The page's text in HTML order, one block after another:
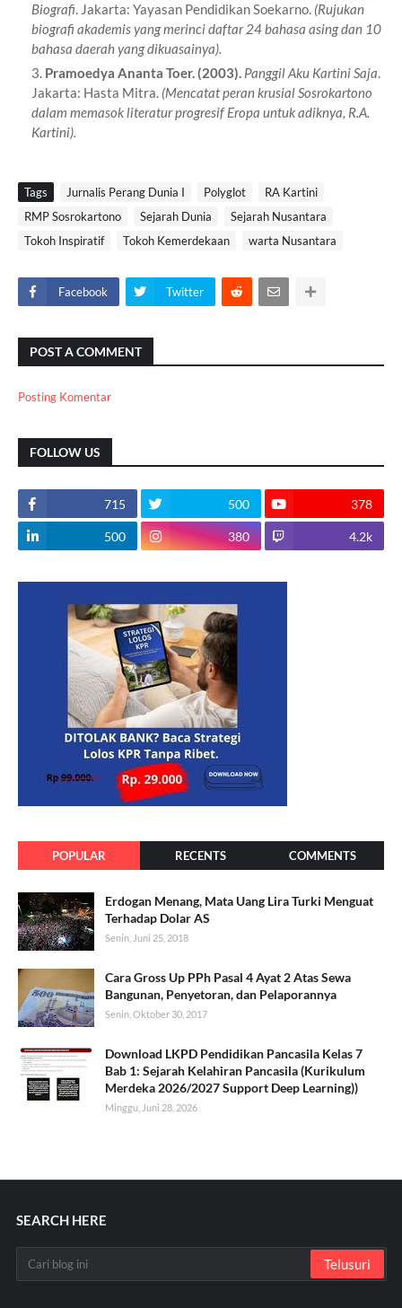
Biografi. Jakarta: Yayasan Pendidikan Soekarno. (Rujukan
biografi akademis yang merinci daftar 24 bahasa asing dan 10
bahasa daerah yang dikuasainya).
Pramoedya Ananta Toer.(2003). Panggil Aku Kartini Saja.
Jakarta: Hasta Mitra. (Mencatat peran krusial Sosrokartono
dalam memasok literatur progresif Eropa untuk adiknya, R.A.
Kartini).
Tags Jurnalis Perang Dunia I Polyglot
RA Kartini
RMP Sosrokartono
Sejarah Dunia
Sejarah Nusantara
Tokoh Inspiratif
Tokoh Kemerdekaan warta Nusantara
Facebook Twitter
POST A COMMENT
Posting Komentar
FOLLOW US
715 500 378
500 380 4.2k
POPULAR RECENTS COMMENTS
Erdogan Menang, Mata Uang Lira Turki Menguat
Terhadap Dolar AS
Senin, Juni 25, 2018
Cara Gross Up PPh Pasal 4 Ayat 2 Atas Sewa
Bangunan, Penyetoran, dan Pelaporannya
Senin, Oktober 30, 2017
Download LKPD Pendidikan Pancasila Kelas 7
Bab 1: Sejarah Kelahiran Pancasila (Kurikulum
Merdeka 2026/2027 Support Deep Learning))
Minggu, Juni 28, 2026
SEARCH HERE